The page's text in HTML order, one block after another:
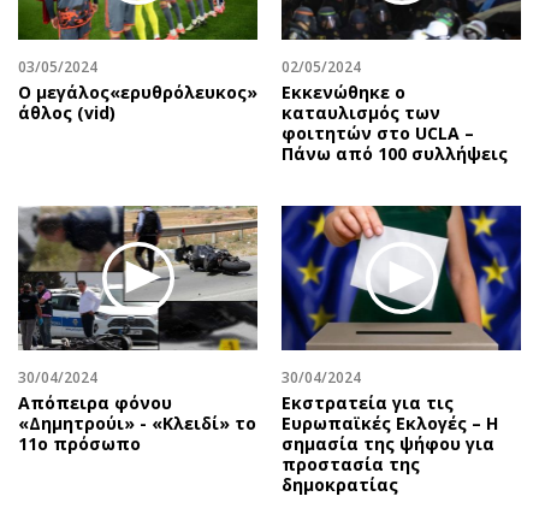
Παιδεία
Υγεία
Πολιτική
Βουλευτικές 2026
Δημοσκοπήσεις
Διπλωματία
Αθλητισμός
Κύπρος
Διεθνή
Κληρώσεις Allwyn
Αρθρογραφία
The Hill
Υγεία
Αγγελίες
Ενοικιάζονται
Ζητούν εργασία
Θέσεις εργασίας
Geek
Νέα
Social
Αυτοκίνηση
Αφιερώματα
Πολιτική
03/05/2024
O μεγάλος«ερυθρόλευκος»
άθλος (vid)
02/05/2024
Εκκενώθηκε ο
καταυλισμός των
φοιτητών στο UCLA –
Πάνω από 100 συλλήψεις
30/04/2024
Απόπειρα φόνου
«Δημητρούι» - «Κλειδί» το
11ο πρόσωπο
30/04/2024
Εκστρατεία για τις
Eυρωπαϊκές Eκλογές – Η
σημασία της ψήφου για
προστασία της
δημοκρατίας